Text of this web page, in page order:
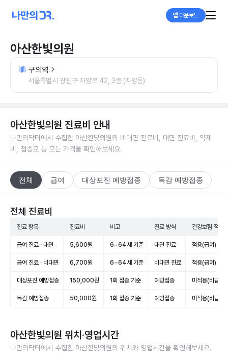
앱 다운로드
아산한빛의원
구의역
서울특별시 광진구 자양로 42, 3층 (자양동)
아산한빛의원 진료비 안내
나만의닥터에서 수집한 아산한빛의원의 비대면 진료비, 대면 진료비, 약제
비, 접종료 등 모든 가격을 확인해보세요.
전체 급여 대상포진 예방접종 독감 예방접종
전체 진료비
진료 항목 진료비 비고 진료 방식 건강보험 적용
급여 진료 · 대면 5,600원 6~64세 기준 대면 진료 적용(급여)
급여 진료 · 비대면 6,700원 6~64세 기준 비대면 진료 적용(급여)
대상포진 예방접종 150,000원 1회 접종 기준 예방접종 미적용(비급여)
독감 예방접종 50,000원 1회 접종 기준 예방접종 미적용(비급여)
아산한빛의원 위치·영업시간
나만의닥터에서 수집한 아산한빛의원의 위치와 영업시간을 확인해보세요.